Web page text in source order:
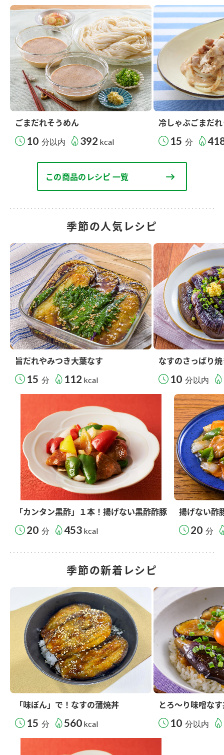
ごまだれそうめん
10 分以内 392 kcal
冷しゃぶごまだ
15 分
この商品のレシピ 一覧
季節の人気レシピ
旨だれやみつき大葉なす
15 分 112 kcal
なすのさっぱり
10 分以内
「カンタン黒酢」１本！揚げない黒酢酢豚
20 分 453 kcal
揚げない酢
20 分
季節の新着レシピ
「味ぽん」で！なすの蒲焼丼
15 分 560 kcal
とろ～り味噌な
10 分以内